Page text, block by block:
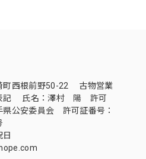
町西根前野50-22 古物営業
記 氏名：澤村 陽 許可
県公安委員会 許可証番号：